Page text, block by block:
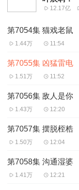
12.17亿
第7054集 猫戏老鼠
1.44万 11:54
第7055集 凶猛雷电
1.51万 11:52
第7056集 敌人是你
1.43万 12:20
第7057集 摆脱桎梏
1.50万 12:04
第7058集 沟通湿婆
1.41万 12:21